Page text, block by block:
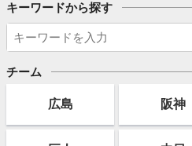
キーワードから探す
チーム
広島 阪神